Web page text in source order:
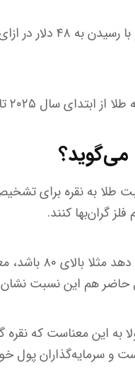
تا کنون بهتر بوده است.
طلا به نقره برای
گران‌بها کنند.
اگر این
هم این نسبت نشان
از ۵۰ باشد، معمولا به این
و سرمایه‌گذاران پول